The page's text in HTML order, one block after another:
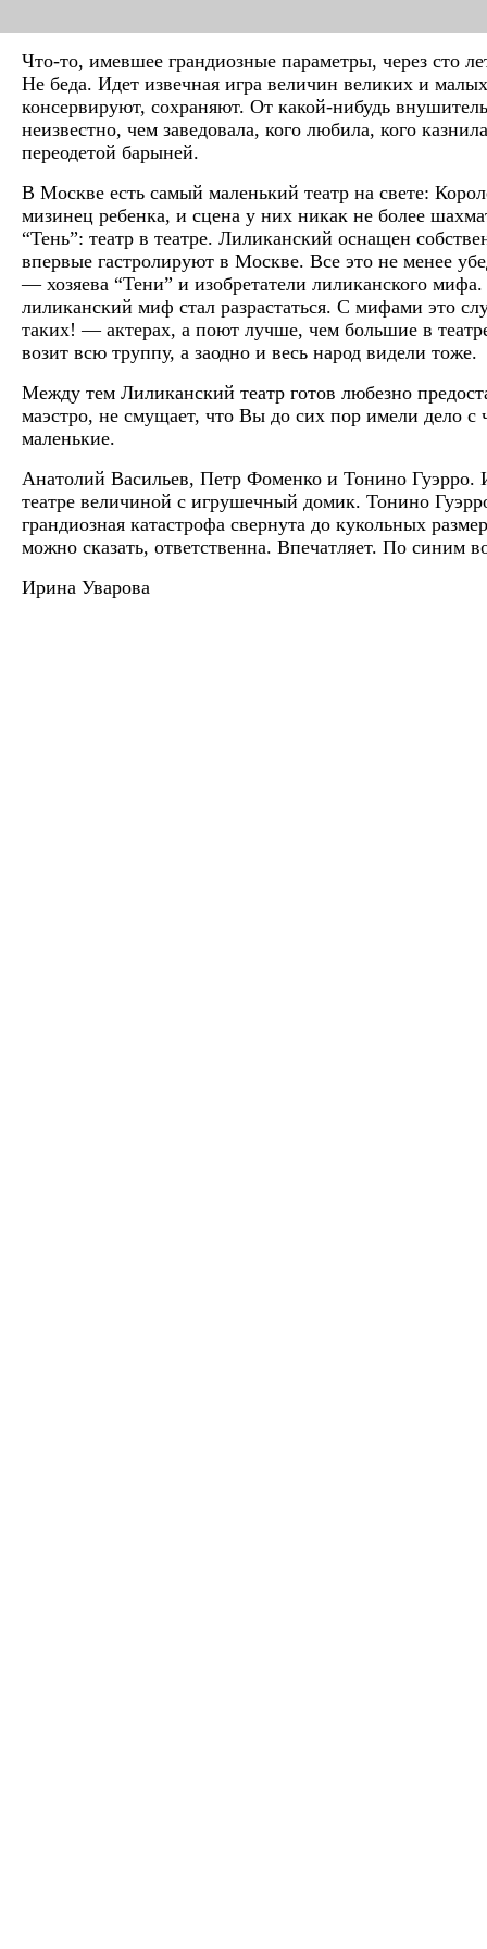
Что-то, имевшее грандиозные параметры, через сто
Не беда. Идет извечная игра величин великих и
консервируют, сохраняют. От какой-нибудь
неизвестно, чем заведовала, кого любила, кого
переодетой барыней.
В Москве есть самый маленький театр на свете:
мизинец ребенка, и сцена у них никак не более
“Тень”: театр в театре. Лиликанский оснащен
впервые гастролируют в Москве. Все это не менее
— хозяева “Тени” и изобретатели лиликанского
лиликанский миф стал разрастаться. С мифами это
таких! — актерах, а поют лучше, чем большие в
возит всю труппу, а заодно и весь народ видели тоже.
Между тем Лиликанский театр готов любезно
маэстро, не смущает, что Вы до сих пор имели дело
маленькие.
Анатолий Васильев, Петр Фоменко и Тонино Гуэрро.
театре величиной с игрушечный домик. Тонино
грандиозная катастрофа свернута до кукольных
можно сказать, ответственна. Впечатляет. По синим
Ирина Уварова